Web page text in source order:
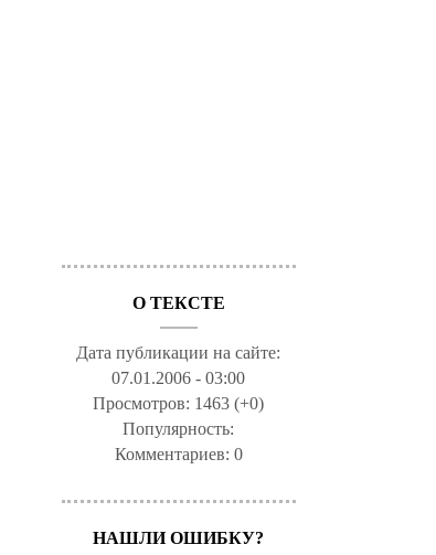
О ТЕКСТЕ
Дата публикации на сайте:
07.01.2006 - 03:00
Просмотров: 1463 (+0)
Популярность:
Комментариев: 0
НАШЛИ ОШИБКУ?